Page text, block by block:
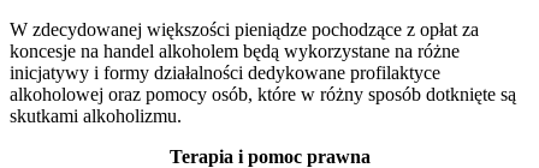
W zdecydowanej większości pieniądze pochodzące z opłat za
koncesje na handel alkoholem będą wykorzystane na różne
inicjatywy i formy działalności dedykowane profilaktyce
alkoholowej oraz pomocy osób, które w różny sposób dotknięte są
skutkami alkoholizmu.
Terapia i pomoc prawna